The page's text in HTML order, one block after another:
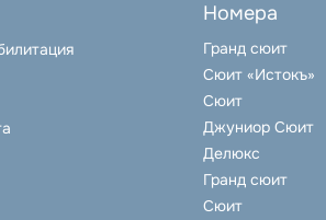
Номера
Гранд сюит
Сюит «Истокъ»
Сюит
Джуниор Сюит
Делюкс
Гранд сюит
Сюит